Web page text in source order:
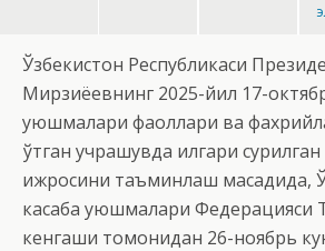
Ўзбекистон Республикаси
Мирзиёевнинг 2025-йил 17-
уюшмалари фаоллари ва
ўтган учрашувда илгари
ижросини таъминлаш мақсадида,
касаба уюшмалари Федерацияси
кенгаши томонидан 26-ноябрь